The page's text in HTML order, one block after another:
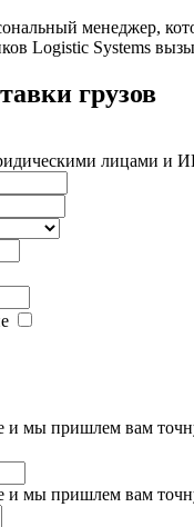
менеджер,
Logistic Systems
грузов
лицами и
и мы пришлем вам
и мы пришлем вам